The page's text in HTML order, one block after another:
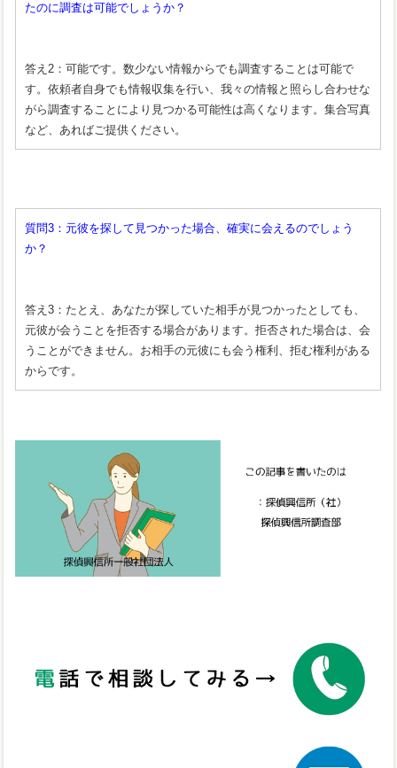
たのに調査は可能でしょうか？
答え2：可能です。数少ない情報からでも調査することは可能で
す。依頼者自身でも情報収集を行い、我々の情報と照らし合わせな
がら調査することにより見つかる可能性は高くなります。集合写真
など、あればご提供ください。
質問3：元彼を探して見つかった場合、確実に会えるのでしょう
か？
答え3：たとえ、あなたが探していた相手が見つかったとしても、
元彼が会うことを拒否する場合があります。拒否された場合は、会
うことができません。お相手の元彼にも会う権利、拒む権利がある
からです。